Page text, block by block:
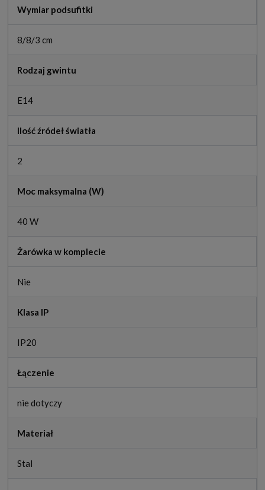
Wymiar podsufitki
8/8/3 cm
Rodzaj gwintu
E14
Ilość źródeł światła
2
Moc maksymalna (W)
40 W
Żarówka w komplecie
Nie
Klasa IP
IP20
Łączenie
nie dotyczy
Materiał
Stal